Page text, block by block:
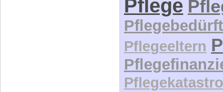
Pflege
Pflegeeltern